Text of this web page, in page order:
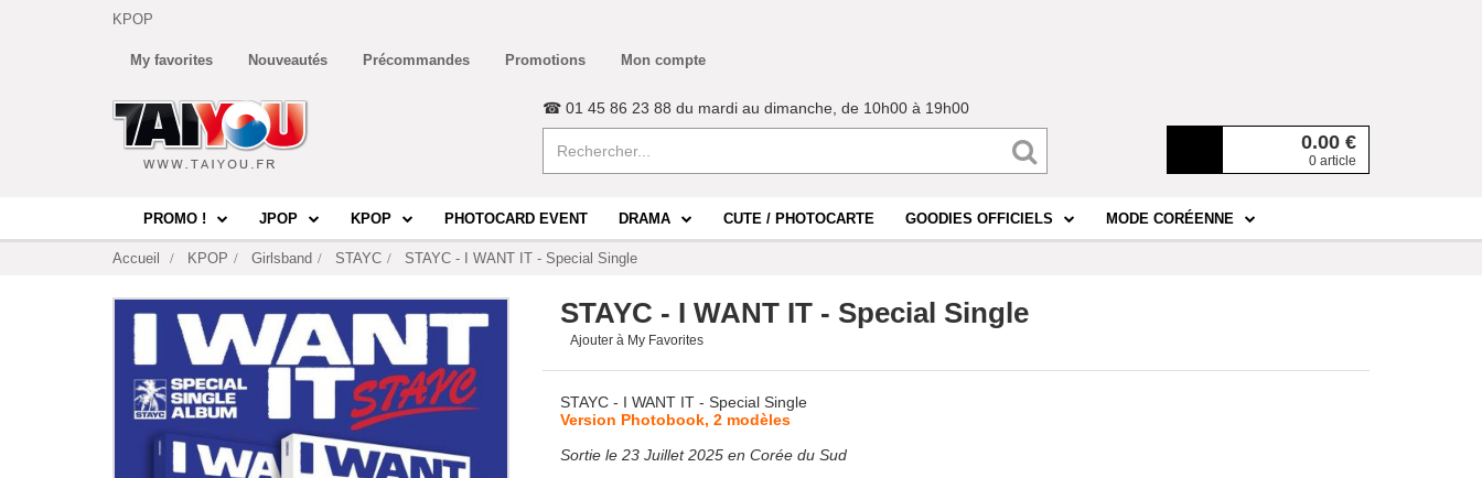
KPOP
My favorites Nouveautés Précommandes Promotions Mon compte
0.00 €
0 article
☎ 01 45 86 23 88 du mardi au dimanche, de 10h00 à 19h00
PROMO ! JPOP KPOP PHOTOCARD EVENT DRAMA CUTE / PHOTOCARTE GOODIES OFFICIELS MODE CORÉENNE
Accueil KPOP Girlsband STAYC STAYC - I WANT IT - Special Single
STAYC - I WANT IT - Special Single
Ajouter à My Favorites
STAYC - I WANT IT - Special Single
Version Photobook, 2 modèles
Sortie le 23 Juillet 2025 en Corée du Sud